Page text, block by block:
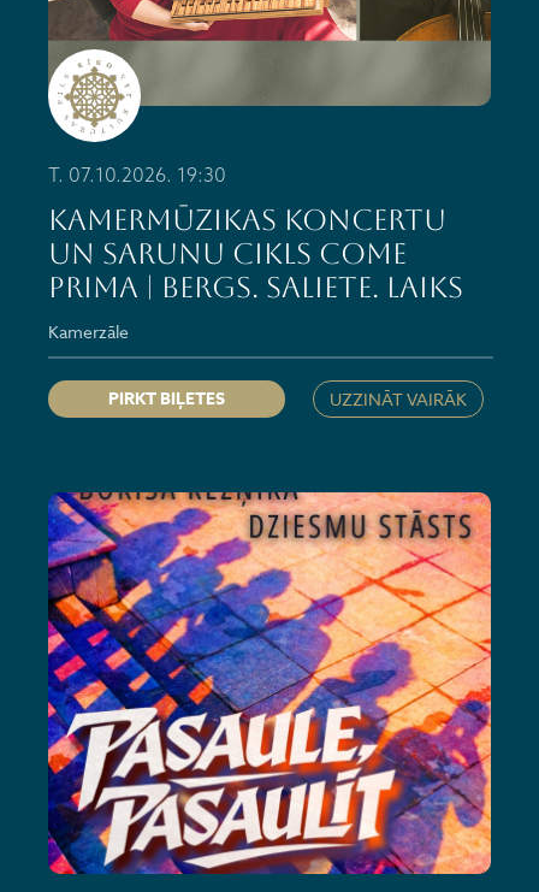
T. 07.10.2026. 19:30
Kamermūzikas koncertu
un sarunu cikls COME
PRIMA | BERGS. SALIETE. LAIKS
Kamerzāle
PIRKT BIĻETES UZZINĀT VAIRĀK